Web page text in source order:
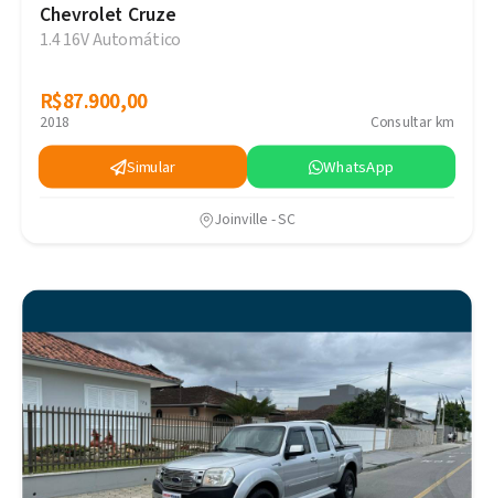
Chevrolet Cruze
1.4 16V Automático
R$87.900,00
R$87.900,00
2018 Consultar km
Simular WhatsApp
Joinville - SC